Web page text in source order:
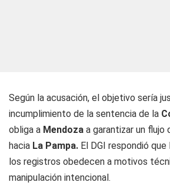
Según la acusación, el objetivo sería
incumplimiento de la sentencia de la
obliga a Mendoza a garantizar un flujo
hacia La Pampa. El DGI respondió
los registros obedecen a motivos
manipulación intencional.